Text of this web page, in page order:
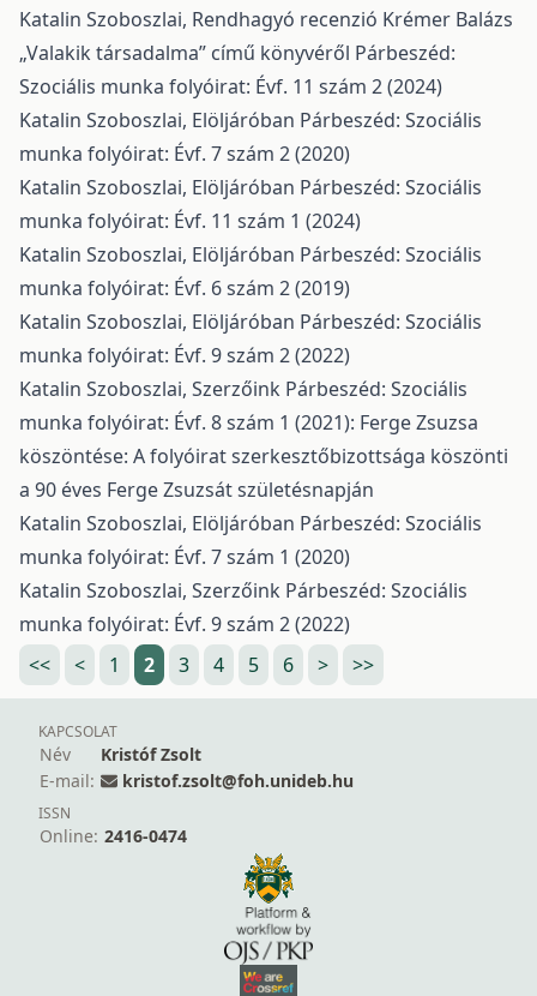
Katalin Szoboszlai, Rendhagyó recenzió Krémer Balázs
„Valakik társadalma” című könyvéről Párbeszéd:
Szociális munka folyóirat: Évf. 11 szám 2 (2024)
Katalin Szoboszlai, Elöljáróban Párbeszéd: Szociális
munka folyóirat: Évf. 7 szám 2 (2020)
Katalin Szoboszlai, Elöljáróban Párbeszéd: Szociális
munka folyóirat: Évf. 11 szám 1 (2024)
Katalin Szoboszlai, Elöljáróban Párbeszéd: Szociális
munka folyóirat: Évf. 6 szám 2 (2019)
Katalin Szoboszlai, Elöljáróban Párbeszéd: Szociális
munka folyóirat: Évf. 9 szám 2 (2022)
Katalin Szoboszlai, Szerzőink Párbeszéd: Szociális
munka folyóirat: Évf. 8 szám 1 (2021): Ferge Zsuzsa
köszöntése: A folyóirat szerkesztőbizottsága köszönti
a 90 éves Ferge Zsuzsát születésnapján
Katalin Szoboszlai, Elöljáróban Párbeszéd: Szociális
munka folyóirat: Évf. 7 szám 1 (2020)
Katalin Szoboszlai, Szerzőink Párbeszéd: Szociális
munka folyóirat: Évf. 9 szám 2 (2022)
<<
< 1 2 3 4 5 6 > >>
KAPCSOLAT
Név
Kristóf Zsolt
E-mail:
kristof.zsolt@foh.unideb.hu
ISSN
Online: 2416-0474